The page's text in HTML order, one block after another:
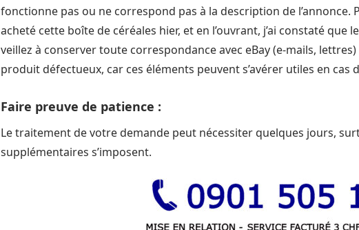
fonctionne pas ou ne correspond pas à la description de l’annonce.
acheté cette boîte de céréales hier, et en l’ouvrant, j’ai constaté que
veillez à conserver toute correspondance avec eBay (e-mails,
produit défectueux, car ces éléments peuvent s’avérer utiles en cas
Faire preuve de patience :
Le traitement de votre demande peut nécessiter quelques jours,
supplémentaires s’imposent.